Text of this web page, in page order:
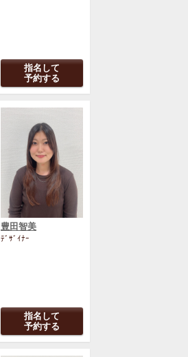
指名して
予約する
豊田智美
ﾃﾞｻﾞｲﾅｰ
指名して
予約する